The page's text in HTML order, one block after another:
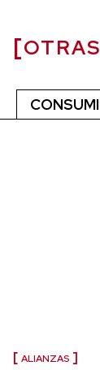
OTRAS
ALIANZAS